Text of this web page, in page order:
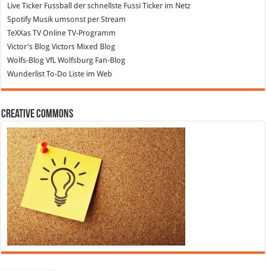
Live Ticker Fussball der schnellste Fussi Ticker im Netz
SpotifyMusik umsonst per Stream
TeXXas TVOnline TV-Programm
Victor's Blog Victors Mixed Blog
Wolfs-Blog VfL Wolfsburg Fan-Blog
Wunderlist To-Do Liste im Web
Creative Commons